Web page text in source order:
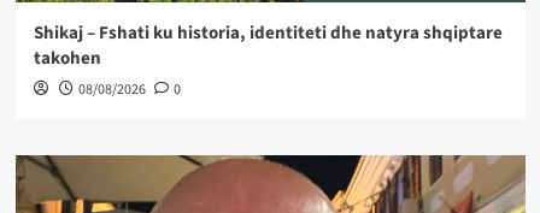
Shikaj – Fshati ku historia, identiteti dhe natyra shqiptare
takohen
08/08/2026 0